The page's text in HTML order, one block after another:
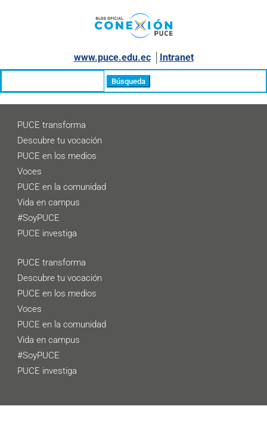
www.puce.edu.ec│ Intranet
PUCE transforma
Descubre tu vocación
PUCE en los medios
Voces
PUCE en la comunidad
Vida en campus
#SoyPUCE
PUCE investiga
PUCE transforma
Descubre tu vocación
PUCE en los medios
Voces
PUCE en la comunidad
Vida en campus
#SoyPUCE
PUCE investiga